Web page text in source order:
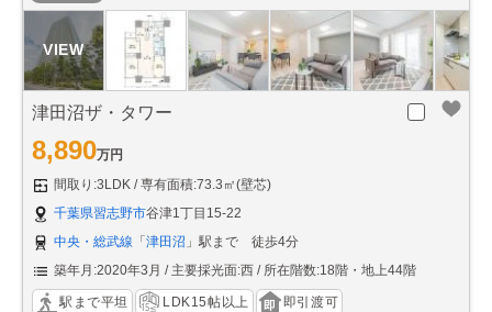
津田沼ザ・タワー
8,890万円
間取り:3LDK
専有面積:73.3㎡(壁芯)
千葉県習志野市谷津1丁目15-22
中央・総武線 「津田沼 」駅まで 徒歩4分
築年月:2020年3月
主要採光面:西 所在階数:18階・地上44階
駅まで平坦 LDK15帖以上
即引渡可